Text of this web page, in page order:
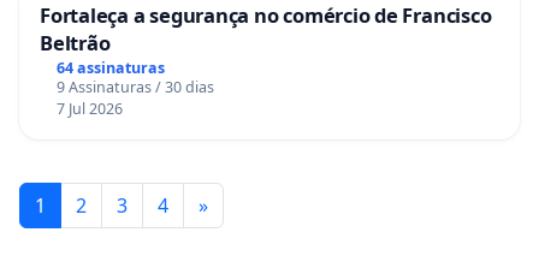
Fortaleça a segurança no comércio de Francisco
Beltrão
64 assinaturas
9 Assinaturas / 30 dias
7 Jul 2026
1 2 3 4 »